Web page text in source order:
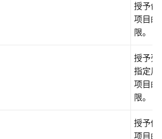
授予创
项目的
限。
授予列
指定用
项目的
限。
授予修
项目的